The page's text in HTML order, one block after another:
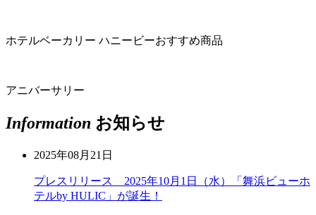
ホテルベーカリー ハニービーおすすめ商品
アニバーサリー
Information お知らせ
2025年08月21日
プレスリリース 2025年10月1日（水）「舞浜ビューホ
テルby HULIC」が誕生！